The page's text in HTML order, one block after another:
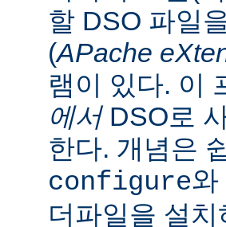
할 DSO 파일
(APache
램이 있다. 이
에서DSO로
한다. 개념은
configure와
더파일을 설